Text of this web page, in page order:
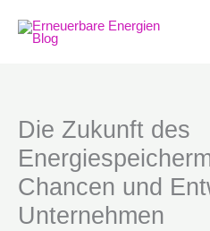
Inhalt
springen
Die Zukunft des
Chancen und
Unternehmen